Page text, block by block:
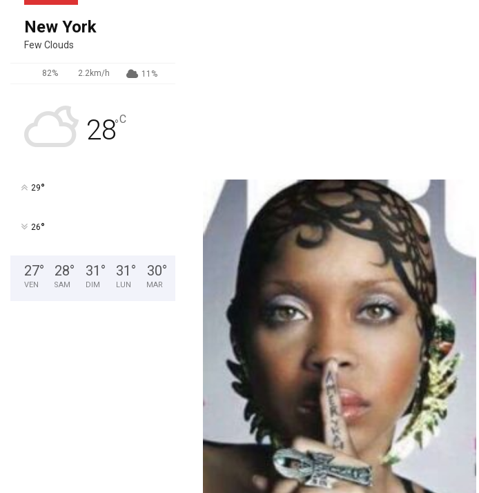
New York
Few Clouds
82% 2.2km/h 11%
28°C
29°
26°
27°
VEN
28°
SAM
31 °
DIM
31 °
LUN
30°
MAR